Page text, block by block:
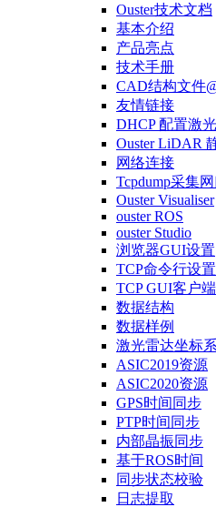
Ouster技术文档
基本介绍
产品亮点
技术手册
CAD结构文件
友情链接
DHCP 配置激
Ouster LiDAR
网络连接
Tcpdump采集
Ouster Visualiser
ouster ROS
ouster Studio
浏览器GUI设置
TCP命令行设置
TCP GUI客户
数据结构
数据样例
激光雷达坐标系
ASIC2019资源
ASIC2020资源
GPS时间同步
PTP时间同步
内部晶振同步
基于ROS时间
同步状态校验
日志提取